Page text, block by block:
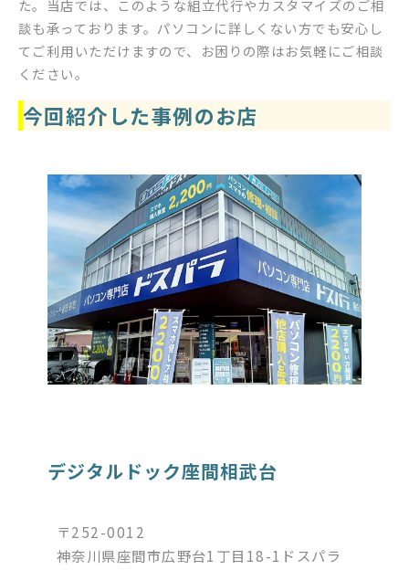
た。当店では、このような組立代行やカスタマイズのご相
談も承っております。パソコンに詳しくない方でも安心し
てご利用いただけますので、お困りの際はお気軽にご相談
ください。
今回紹介した事例のお店
デジタルドック座間相武台
〒252-0012
神奈川県座間市広野台1丁目18-1ドスパラ